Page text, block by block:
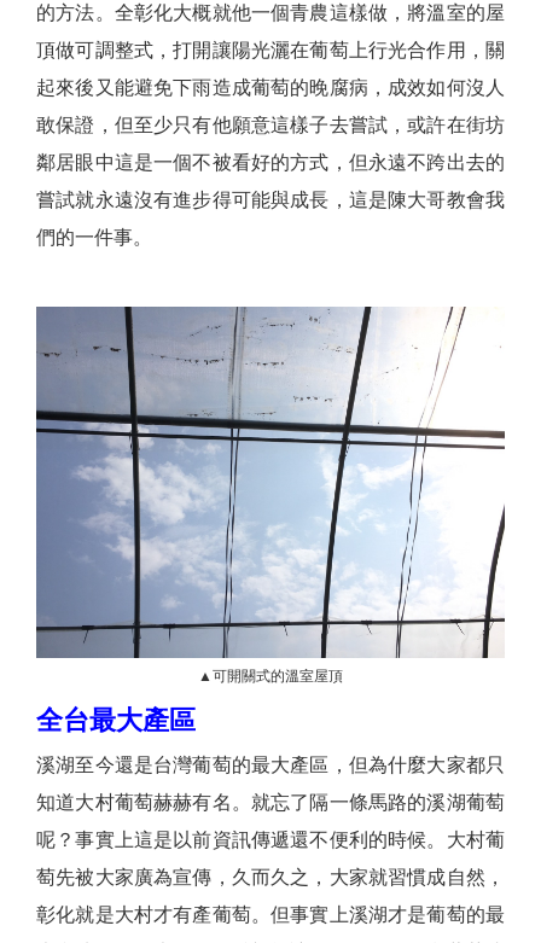
的方法。全彰化大概就他一個青農這樣做，將溫室的屋
頂做可調整式，打開讓陽光灑在葡萄上行光合作用，關
起來後又能避免下雨造成葡萄的晚腐病，成效如何沒人
敢保證，但至少只有他願意這樣子去嘗試，或許在街坊
鄰居眼中這是一個不被看好的方式，但永遠不跨出去的
嘗試就永遠沒有進步得可能與成長，這是陳大哥教會我
們的一件事。
▲可開關式的溫室屋頂
全台最大產區
溪湖至今還是台灣葡萄的最大產區，但為什麼大家都只
知道大村葡萄赫赫有名。就忘了隔一條馬路的溪湖葡萄
呢？事實上這是以前資訊傳遞還不便利的時候。大村葡
萄先被大家廣為宣傳，久而久之，大家就習慣成自然，
彰化就是大村才有產葡萄。但事實上溪湖才是葡萄的最